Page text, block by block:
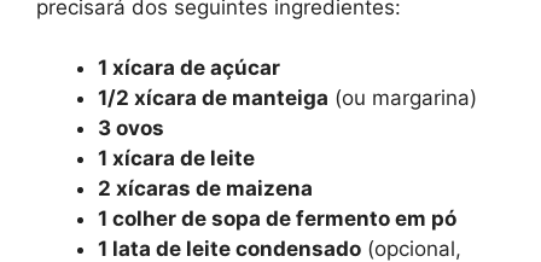
precisará dos seguintes ingredientes:
1 xícara de açúcar
1/2 xícara de manteiga (ou margarina)
3 ovos
1 xícara de leite
2 xícaras de maizena
1 colher de sopa de fermento em pó
1 lata de leite condensado (opcional,